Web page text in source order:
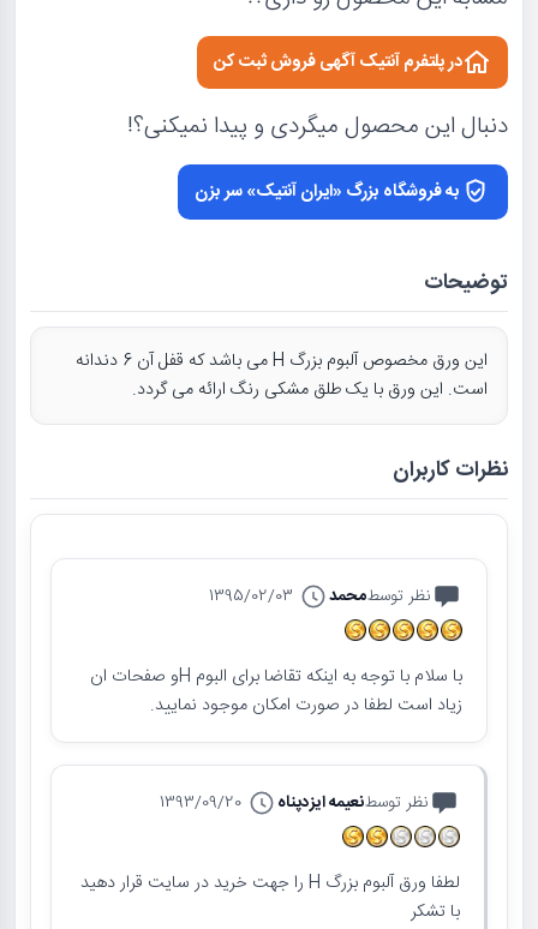
در پلتفرم آنتیک آگهی فروش ثبت کن
دنبال این محصول میگردی و پیدا نمیکنی؟!
به فروشگاه بزرگ «ایران آنتیک» سر بزن
توضیحات
این ورق مخصوص آلبوم بزرگ H می باشد که قفل آن 6 دندانه
است. این ورق با یک طلق مشکی رنگ ارائه می گردد.
نظرات کاربران
نظر توسطمحمد 1395/02/03
با سلام با توجه به اینکه تقاضا برای البوم Hو صفحات ان
زیاد است لطفا در صورت امکان موجود نمایید.
نظر توسطنعیمه ایزدپناه 1393/09/20
لطفا ورق آلبوم بزرگ H را جهت خرید در سایت قرار دهید
با تشکر